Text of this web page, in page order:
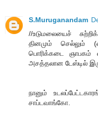
S.Muruganandam
//உடுமலையைச்
தினமும் செல்லும்
பொரிக்கடை ஞாபகம்
அசத்தலான டேஸ்டில்
நானும்
சாப்டவாங்கோ.